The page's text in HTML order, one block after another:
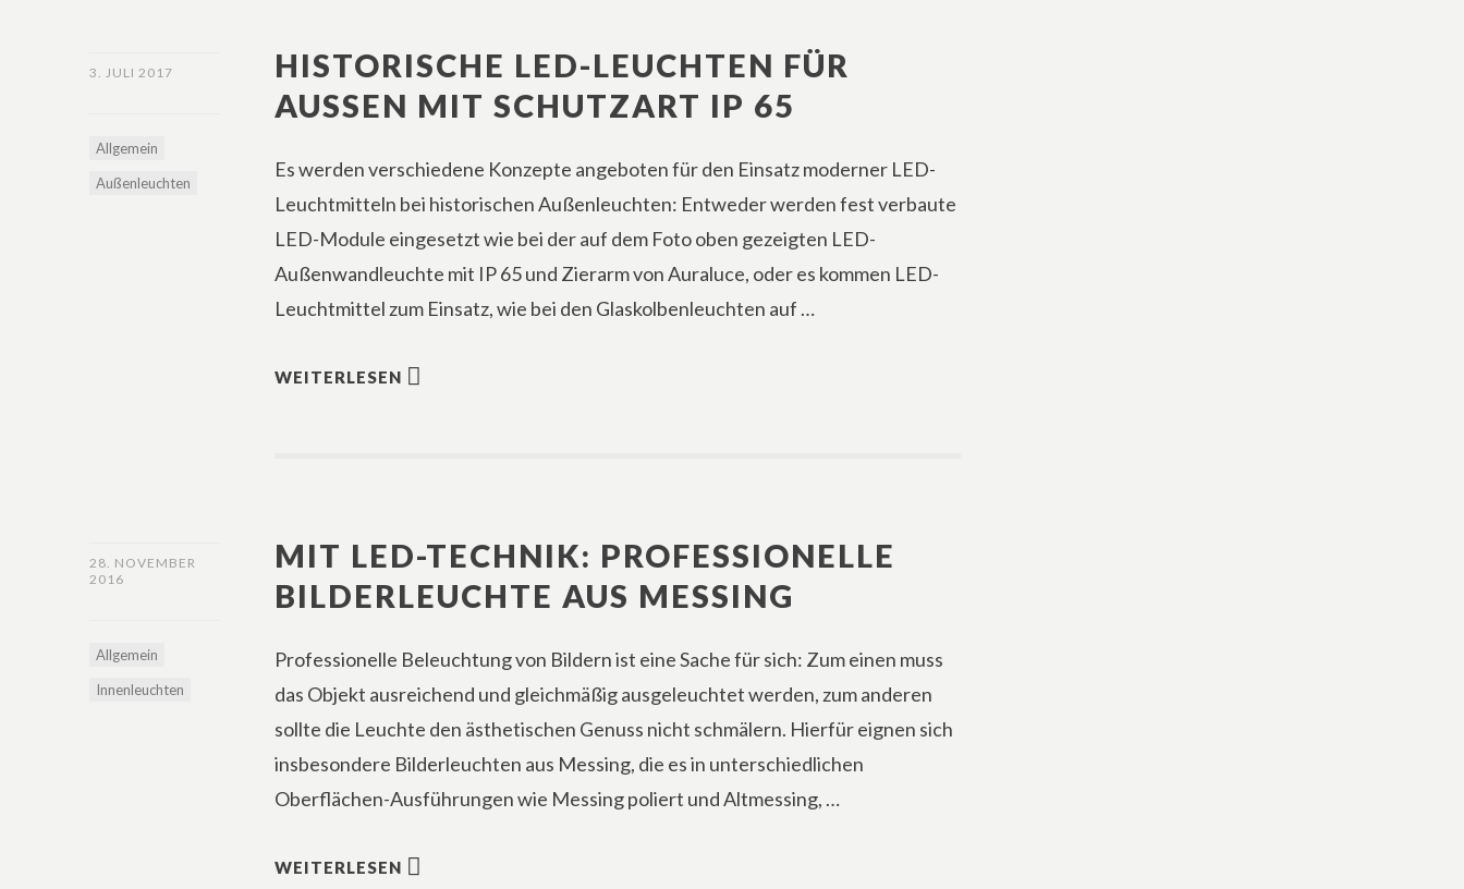
3. JULI 2017
Allgemein
Außenleuchten
HISTORISCHE LED-LEUCHTEN FÜR
AUSSEN MIT SCHUTZART IP 65
Es werden verschiedene Konzepte angeboten für den Einsatz moderner LED-
Leuchtmitteln bei historischen Außenleuchten: Entweder werden fest verbaute
LED-Module eingesetzt wie bei der auf dem Foto oben gezeigten LED-
Außenwandleuchte mit IP 65 und Zierarm von Auraluce, oder es kommen LED-
Leuchtmittel zum Einsatz, wie bei den Glaskolbenleuchten auf …
WEITERLESEN
28. NOVEMBER
2016
Allgemein
Innenleuchten
MIT LED-TECHNIK: PROFESSIONELLE
BILDERLEUCHTE AUS MESSING
Professionelle Beleuchtung von Bildern ist eine Sache für sich: Zum einen muss
das Objekt ausreichend und gleichmäßig ausgeleuchtet werden, zum anderen
sollte die Leuchte den ästhetischen Genuss nicht schmälern. Hierfür eignen sich
insbesondere Bilderleuchten aus Messing, die es in unterschiedlichen
Oberflächen-Ausführungen wie Messing poliert und Altmessing, …
WEITERLESEN